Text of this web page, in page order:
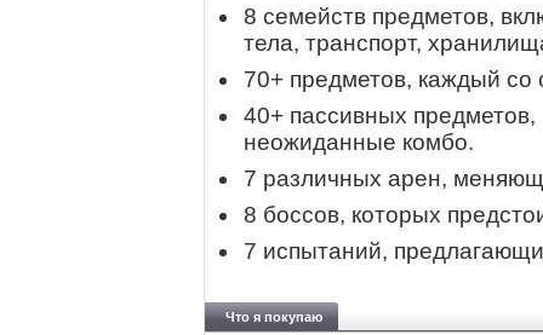
8 семейств предметов,
тела, транспорт,
70+ предметов, каждый
40+ пассивных предметов,
неожиданные комбо.
7 различных арен,
8 боссов, которых
7 испытаний,
Что я покупаю